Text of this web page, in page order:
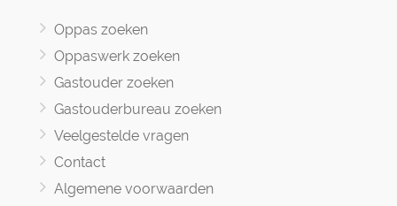
Oppas zoeken
Oppaswerk zoeken
Gastouder zoeken
Gastouderbureau zoeken
Veelgestelde vragen
Contact
Algemene voorwaarden